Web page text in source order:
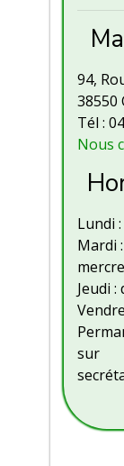
94,
38550
Tél :
Nous
Lundi
Mardi
Jeudi :
sur